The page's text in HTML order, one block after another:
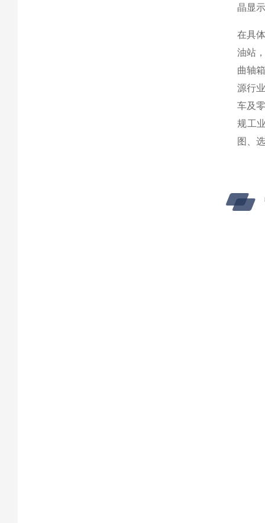
晶显
在具
油站
曲轴
源行
车及
规工
图、